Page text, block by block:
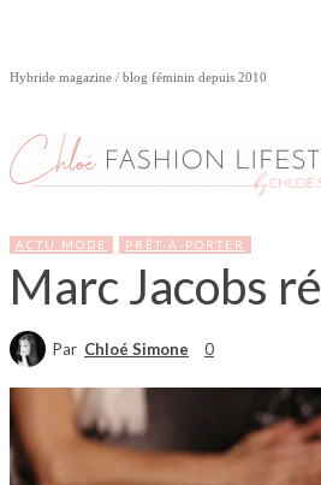
Hybride magazine / blog féminin depuis 2010
ACTU MODE PRÊT-À-PORTER
Marc Jacobs
Par Chloé Simone 0